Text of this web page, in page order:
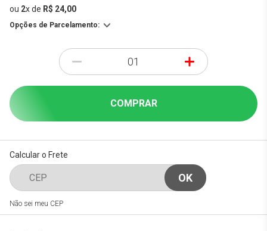
ou 2xde R$ 24,00
Opções de Parcelamento:
- +
COMPRAR
Calcular o Frete
Não sei meu CEP